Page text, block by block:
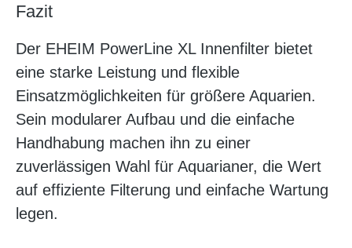
Fazit
Der EHEIM PowerLine XL Innenfilter bietet
eine starke Leistung und flexible
Einsatzmöglichkeiten für größere Aquarien.
Sein modularer Aufbau und die einfache
Handhabung machen ihn zu einer
zuverlässigen Wahl für Aquarianer, die Wert
auf effiziente Filterung und einfache Wartung
legen.